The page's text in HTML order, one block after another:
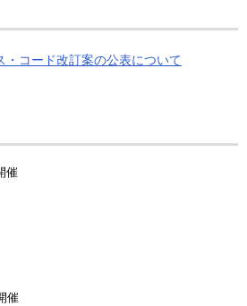
・コード改訂案の公表について
催
催